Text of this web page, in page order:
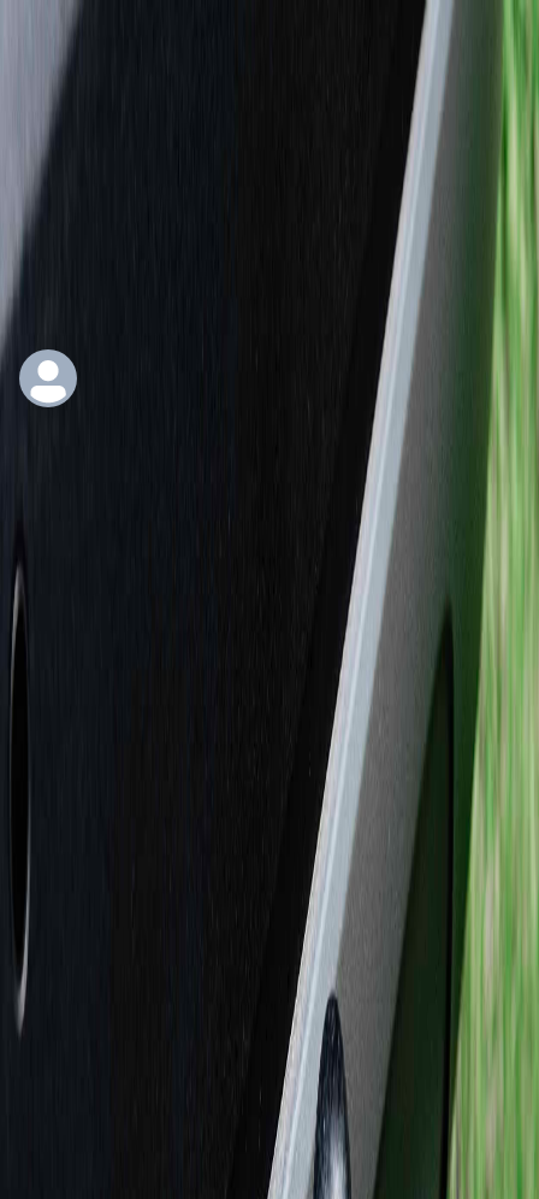
Ketahuilah Fungsi dan Jenis
Tow Bar Untuk Mobil!
Bukan hanya anak mobil, kalian sebagai pemilik mobil
juga perlu bahan komponen yang satu ini. Tow Bar, jika
kalian sering mendengar komponen yang berikut ini,
Tow bar atau bumper towing merupakan komponen
pelengkap atau aksesoris yang bisa kalian tambahkan
pada mobil. Aksesoris ini biasa berbahan dasar besi dan
biasa terpasang menyatu dengan bagian belakang
rangka mobil. Namun tow bar juga memiliki beberapa
jenis seperti yang ada di bawah ini:
1. Triangular shaped system (tow bar berbentuk huruf J)
Biasa sering disebut sebagai tow bar J, karena bentuk
kaitnya menyerupai huruf J. Tow bar buatan inggris dan
jerman biasanya berbahan besi yang dicor sangat kuat
sehingga bisa digunakan untuk menarik/menderek
kendaraan. Biasa kaitnya nanti akan disambungkan ke
bagian depan mobil yang akan di derek.
2. Tow hitch system (tow bar berbentuk bola)
Desain tow bar yang satu ini berasal dari negeri